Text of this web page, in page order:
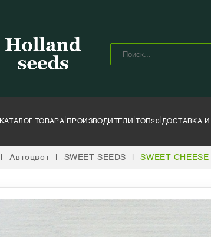
КАТАЛОГ ТОВАРА ПРОИЗВОДИТЕЛИ | ТОП20 |ДОСТАВКА И
Автоцвет SWEET SEEDS SWEET CHEESE